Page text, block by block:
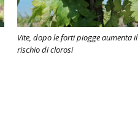
Vite, dopo le forti piogge aumenta il
rischio di clorosi